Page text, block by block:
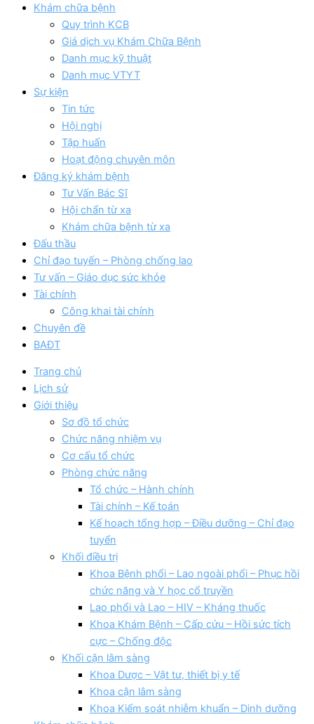
Khám chữa bệnh
Quy trình KCB
Giá dịch vụ Khám Chữa Bệnh
Danh mục kỹ thuật
Danh mục VTYT
Sự kiện
Tin tức
Hội nghị
Tập huấn
Hoạt động chuyên môn
Đăng ký khám bệnh
Tư Vấn Bác Sĩ
Hội chẩn từ xa
Khám chữa bệnh từ xa
Đấu thầu
Chỉ đạo tuyến – Phòng chống lao
Tư vấn – Giáo dục sức khỏe
Tài chính
Công khai tài chính
Chuyên đề
BAĐT
Trang chủ
Lịch sử
Giới thiệu
Sơ đồ tổ chức
Chức năng nhiệm vụ
Cơ cấu tổ chức
Phòng chức năng
Tổ chức – Hành chính
Tài chính – Kế toán
Kế hoạch tổng hợp – Điều dưỡng – Chỉ đạo
tuyển
Khối điều trị
Khoa Bệnh phổi – Lao ngoài phổi – Phục hồi
chức năng và Y học cổ truyền
Lao phổi và Lao – HIV – Kháng thuốc
Khoa Khám Bệnh – Cấp cứu – Hồi sức tích
cực – Chống độc
Khối cận lâm sàng
Khoa Dược – Vật tư, thiết bị y tế
Khoa cận lâm sàng
Khoa Kiểm soát nhiễm khuẩn – Dinh dưỡng